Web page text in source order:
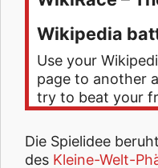
Wikipedia
Use your
page to another
try to beat your
Die Spielidee
des Kleine-Welt-